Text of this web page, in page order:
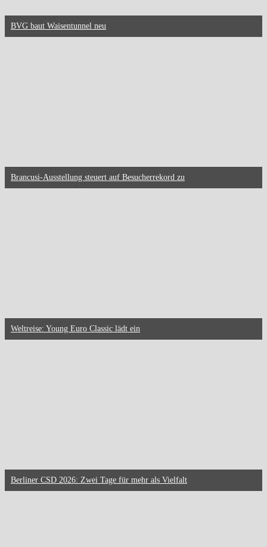
BVG baut Waisentunnel neu
Brancusi-Ausstellung steuert auf Besucherrekord zu
Weltreise: Young Euro Classic lädt ein
Berliner CSD 2026: Zwei Tage für mehr als Vielfalt